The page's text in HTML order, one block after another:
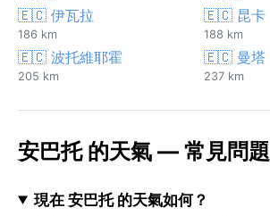
🇪🇨 伊瓦拉
186 km
🇪🇨 昆卡
188 km
🇪🇨 波托維耶霍
205 km
🇪🇨 曼塔
237 km
安巴托 的天氣 — 常見問題
現在 安巴托 的天氣如何？